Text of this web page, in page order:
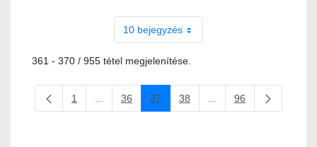
10 bejegyzés
361 - 370 / 955 tétel megjelenítése.
Oldal
1 Köztes oldalak Navigáljon a TAB billentyűvel.
Oldal
36 Oldal
37 Oldal
38 Köztes oldalak
Oldal
96